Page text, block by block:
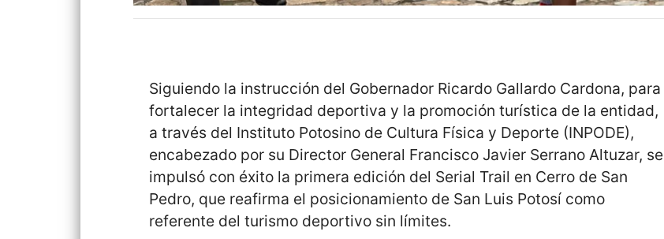
Siguiendo la instrucción del Gobernador Ricardo Gallardo Cardona, para
fortalecer la integridad deportiva y la promoción turística de la entidad,
a través del Instituto Potosino de Cultura Física y Deporte (INPODE),
encabezado por su Director General Francisco Javier Serrano Altuzar, se
impulsó con éxito la primera edición del Serial Trail en Cerro de San
Pedro, que reafirma el posicionamiento de San Luis Potosí como
referente del turismo deportivo sin límites.